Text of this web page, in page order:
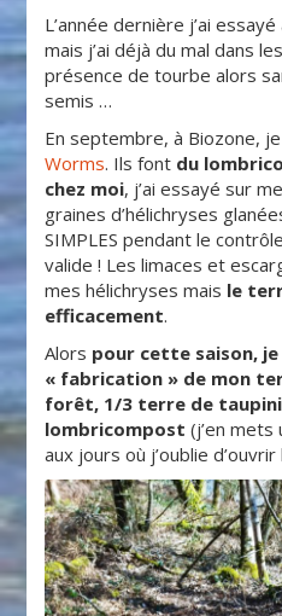
L’année dernière j’ai
mais j’ai déjà du mal dans
présence de tourbe alors
semis …
En septembre, à Biozone, je
Worms. Ils font du
chez moi, j’ai essayé sur
graines d’hélichryses
SIMPLES pendant le
valide ! Les limaces et
mes hélichryses mais le
efficacement.
Alors pour cette saison, je
« fabrication » de mon
forêt, 1/3 terre de
lombricompost (j’en mets
aux jours où j’oublie